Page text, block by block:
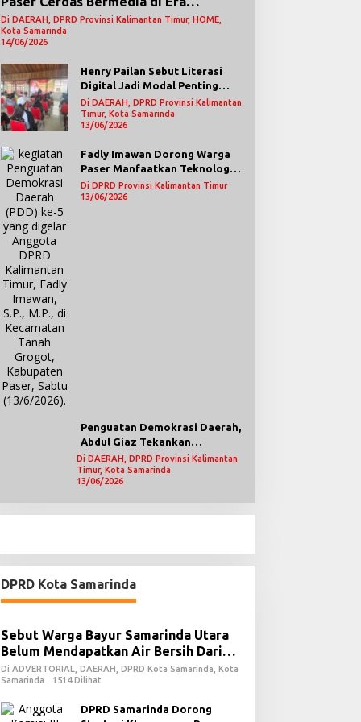
Demokrasi Digital
Di DAERAH, DPRD Provinsi Kalimantan Timur, HOME,
Kota Samarinda
14/06/2026
Henry Pailan Sebut Literasi
Digital Jadi Modal Penting
Wujudkan Demokrasi yang
Lebih Terbuka
Di DAERAH, DPRD Provinsi Kalimantan
Timur, Kota Samarinda
13/06/2026
Fadly Imawan Dorong Warga
Paser Manfaatkan Teknologi
Digital untuk Mengawasi
Jalannya Pemerintahan
Di DPRD Provinsi Kalimantan Timur
13/06/2026
Penguatan Demokrasi Daerah,
Abdul Giaz Tekankan
Pentingnya Teknologi
Informasi
Di DAERAH, DPRD Provinsi Kalimantan
Timur, Kota Samarinda
13/06/2026
DPRD Kota Samarinda
Sebut Warga Bayur Samarinda Utara
Belum Mendapatkan Air Bersih Dari
PDAM
Di ADVERTORIAL, DAERAH, DPRD Kota Samarinda, Kota
Samarinda
1514 Dilihat
DPRD Samarinda Dorong